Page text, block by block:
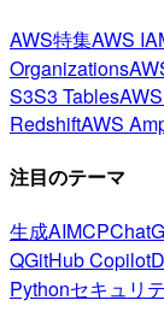
AWS特集AWS
Organizations
S3S3 Tables
RedshiftAWS
注目のテーマ
生成AIMCP
QGitHub Copilot
Pythonセキュリ